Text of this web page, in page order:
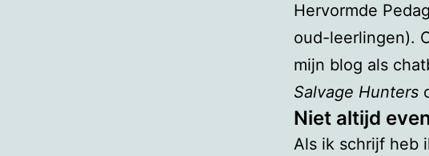
Hervormde
oud-leerlingen).
mijn blog als
Salvage Hunters
Niet altijd
Als ik schrijf heb